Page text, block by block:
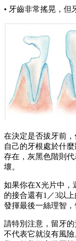
• 牙齒非常搖晃，但
在決定是否拔牙前
自己的牙根處於什
存在，灰黑色階則
壞。
如果你在X光片中，
的接合還有1／3以
發揮最後一絲理智，
請特別注意，留牙
不代表它就沒有風